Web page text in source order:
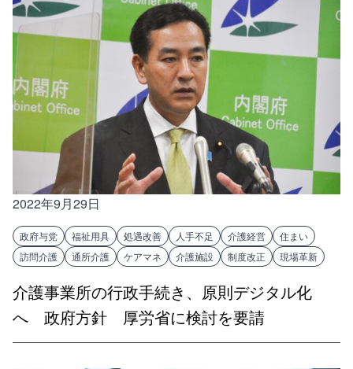
2022年9月29日
政府与党 福祉用具 処遇改善 人手不足 介護経営
住まい
訪問介護
通所介護 ケアマネ 介護施設 制度改正 現場革新
介護事業所の行政手続き、原則デジタル化
へ 政府方針 厚労省に検討を要請